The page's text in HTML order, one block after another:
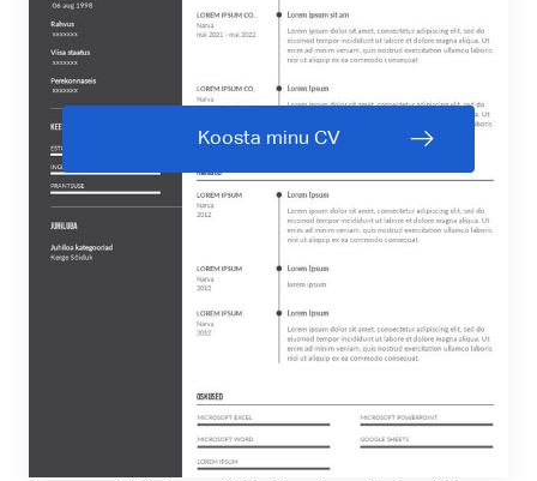
Koosta minu CV